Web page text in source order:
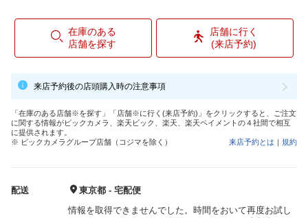
在庫のある
店舗を探す
店舗に行く
(来店予約)
来店予約後の店頭購入時の注意事項
「在庫のある店舗※を探す」「店舗※に行く(来店予約)」をクリックすると、ご注文
に関する情報がビックカメラ、楽天ビック、楽天、楽天ペイメントの４社間で相互
に提供されます。
※ ビックカメラグループ店舗（コジマを除く）
来店予約とは ｜ 規約
配送
東京都 - 宅配便
情報を取得できませんでした。時間をおいて再度お試し